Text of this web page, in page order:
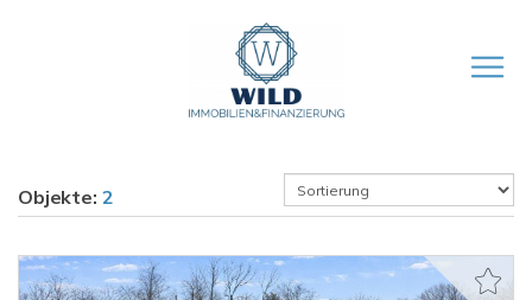
Objekte: 2